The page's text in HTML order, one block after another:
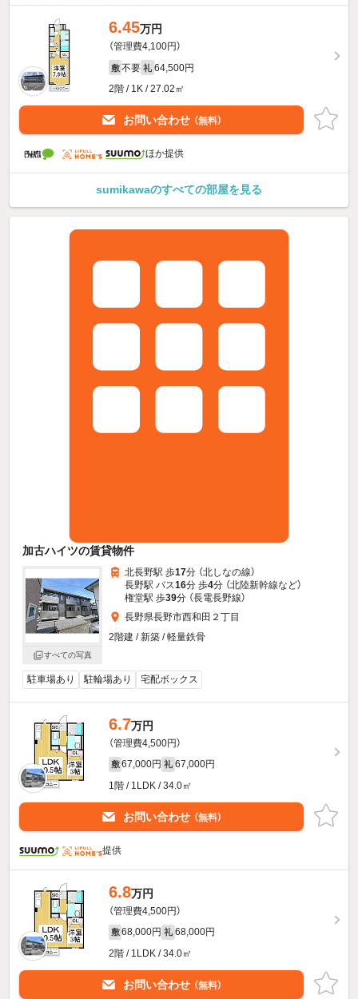
6.45万円
（管理費4,100円）
敷 不要 礼 64,500円
2階 / 1K / 27.02㎡
お問い合わせ （無料）
ほか提供
sumikawaのすべての部屋を見る
加古ハイツの賃貸物件
すべての写真
北長野駅 歩17分 （北しなの線）
長野駅 バス16分 歩4分 （北陸新幹線など）
権堂駅 歩39分 （長電長野線）
長野県長野市西和田２丁目
2階建 / 新築 / 軽量鉄骨
駐車場あり 駐輪場あり 宅配ボックス
6.7万円
（管理費4,500円）
敷 67,000円 礼 67,000円
1階 / 1LDK / 34.0㎡
お問い合わせ （無料）
提供
6.8万円
（管理費4,500円）
敷 68,000円 礼 68,000円
2階 / 1LDK / 34.0㎡
お問い合わせ （無料）